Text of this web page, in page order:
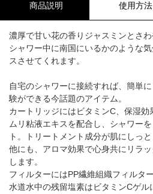
商品説明 使用方法
濃厚で甘い花の香りジャスミンとさ
シャワー中に南国にいるかのような
スさせてくれます。
自宅のシャワーに接続すれば、簡単
験ができる今話題のアイテム。
カートリッジにはビタミンC、保湿
ムリ粘液エキスを配合し、シャワー
ト。トリートメント成分が肌にしっと
他にも、アロマ効果で心身共にリラ
します。
フィルターにはPP繊維組織フィルター
水道水中の残留塩素はビタミンCゲ